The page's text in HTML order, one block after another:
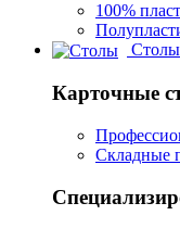
100%
Столы
Карточные
Складные